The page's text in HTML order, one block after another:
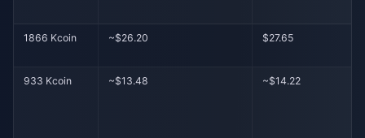
1866 Kcoin ~$26.20 $27.65
933 Kcoin ~$13.48 ~$14.22